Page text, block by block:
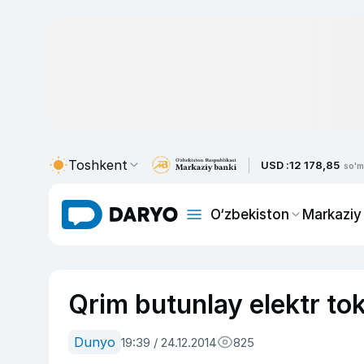
Toshkent USD :12 178,85 so'm
O‘zbekiston
Qrim butunlay elektr
Dunyo 19:39 / 24.12.2014 825